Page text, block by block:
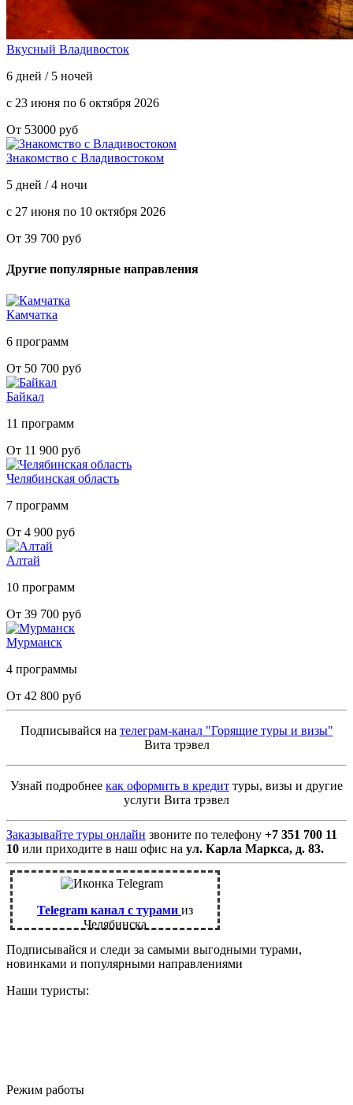
Вкусный Владивосток
6 дней / 5 ночей
с 23 июня по 6 октября 2026
От 53000 руб
Знакомство с Владивостоком
5 дней / 4 ночи
с 27 июня по 10 октября 2026
От 39 700 руб
Другие популярные направления
Камчатка
6 программ
От 50 700 руб
Байкал
11 программ
От 11 900 руб
Челябинская область
7 программ
От 4 900 руб
Алтай
10 программ
От 39 700 руб
Мурманск
4 программы
От 42 800 руб
Подписывайся на телеграм-канал "Горящие туры и визы"
Вита трэвел
Узнай подробнее как оформить в кредит туры, визы и другие
услуги Вита трэвел
Заказывайте туры онлайн звоните по телефону +7 351 700 11
10 или приходите в наш офис на ул. Карла Маркса, д. 83.
Telegram канал с турами из
Челябинска
Подписывайся и следи за самыми выгодными турами,
новинками и популярными направлениями
Наши туристы:
Режим работы